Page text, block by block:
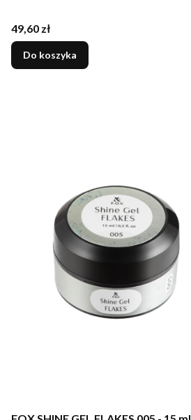
Cena
49,60 zł
Do koszyka